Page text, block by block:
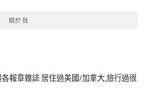
關於我
報章雜誌 居住過美國/加拿大,旅行過很